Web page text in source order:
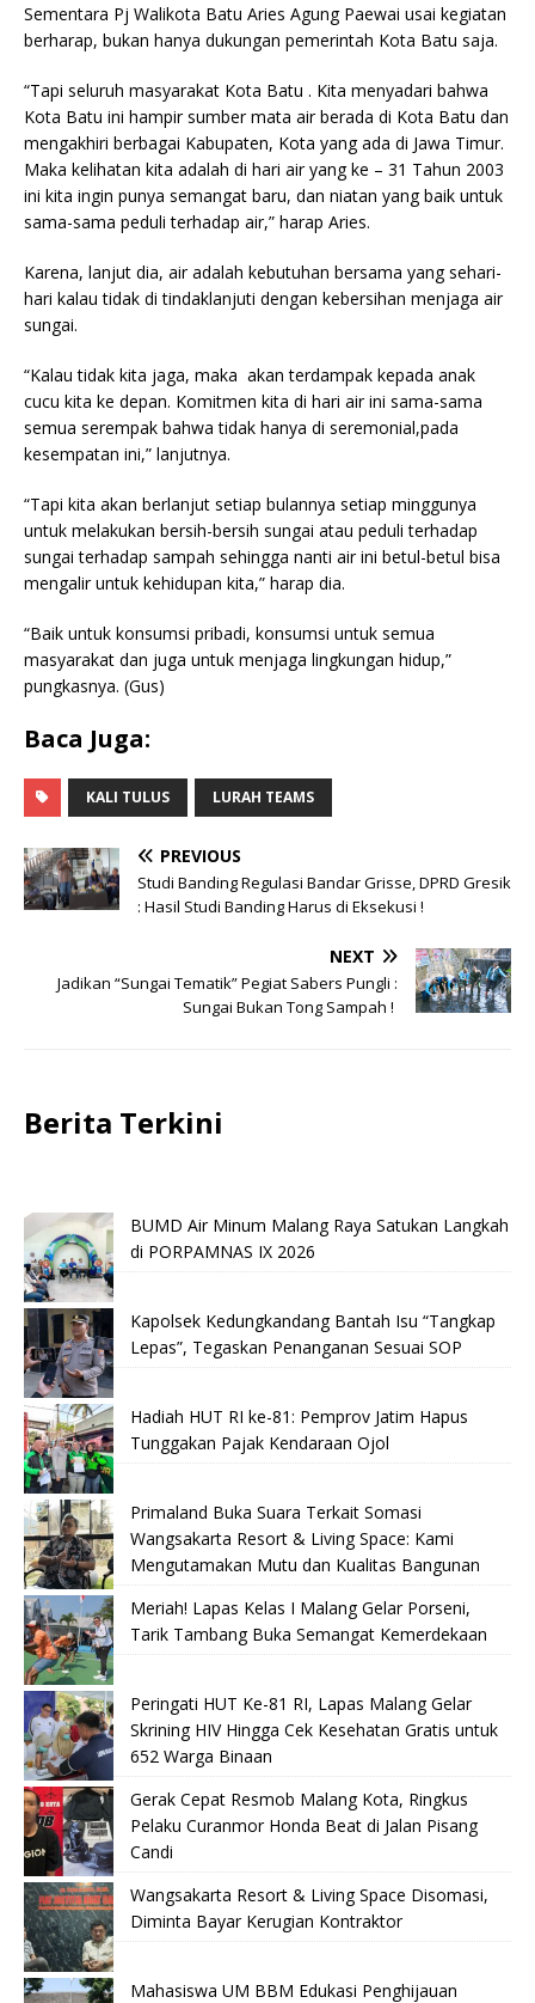
Sementara Pj Walikota Batu Aries Agung Paewai usai kegiatan
berharap, bukan hanya dukungan pemerintah Kota Batu saja.
“Tapi seluruh masyarakat Kota Batu . Kita menyadari bahwa
Kota Batu ini hampir sumber mata air berada di Kota Batu dan
mengakhiri berbagai Kabupaten, Kota yang ada di Jawa Timur.
Maka kelihatan kita adalah di hari air yang ke – 31 Tahun 2003
ini kita ingin punya semangat baru, dan niatan yang baik untuk
sama-sama peduli terhadap air,” harap Aries.
Karena, lanjut dia, air adalah kebutuhan bersama yang sehari-
hari kalau tidak di tindaklanjuti dengan kebersihan menjaga air
sungai.
“Kalau tidak kita jaga, maka akan terdampak kepada anak
cucu kita ke depan. Komitmen kita di hari air ini sama-sama
semua serempak bahwa tidak hanya di seremonial,pada
kesempatan ini,” lanjutnya.
“Tapi kita akan berlanjut setiap bulannya setiap minggunya
untuk melakukan bersih-bersih sungai atau peduli terhadap
sungai terhadap sampah sehingga nanti air ini betul-betul bisa
mengalir untuk kehidupan kita,” harap dia.
“Baik untuk konsumsi pribadi, konsumsi untuk semua
masyarakat dan juga untuk menjaga lingkungan hidup,”
pungkasnya. (Gus)
Baca Juga:
KALI TULUS LURAH TEAMS
PREVIOUS
Studi Banding Regulasi Bandar Grisse, DPRD Gresik
: Hasil Studi Banding Harus di Eksekusi !
NEXT
Jadikan “Sungai Tematik” Pegiat Sabers Pungli :
Sungai Bukan Tong Sampah !
Berita Terkini
BUMD Air Minum Malang Raya Satukan Langkah
di PORPAMNAS IX 2026
Kapolsek Kedungkandang Bantah Isu “Tangkap
Lepas”, Tegaskan Penanganan Sesuai SOP
Hadiah HUT RI ke-81: Pemprov Jatim Hapus
Tunggakan Pajak Kendaraan Ojol
Primaland Buka Suara Terkait Somasi
Wangsakarta Resort & Living Space: Kami
Mengutamakan Mutu dan Kualitas Bangunan
Meriah! Lapas Kelas I Malang Gelar Porseni,
Tarik Tambang Buka Semangat Kemerdekaan
Peringati HUT Ke-81 RI, Lapas Malang Gelar
Skrining HIV Hingga Cek Kesehatan Gratis untuk
652 Warga Binaan
Gerak Cepat Resmob Malang Kota, Ringkus
Pelaku Curanmor Honda Beat di Jalan Pisang
Candi
Wangsakarta Resort & Living Space Disomasi,
Diminta Bayar Kerugian Kontraktor
Mahasiswa UM BBM Edukasi Penghijauan